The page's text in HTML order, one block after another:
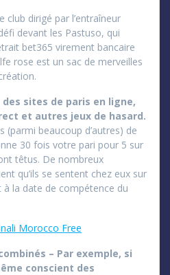
club dirigé par l’entraîneur
devant les Pastuso, qui
bet365 virement bancaire
rose est un sac de merveilles
sites de paris en ligne,
et autres jeux de hasard.
(parmi beaucoup d’autres) de
30 fois votre pari pour 5 sur
têtus. De nombreux
qu’ils se sentent chez eux sur
la date de compétence du
Morocco Free
– Par exemple, si
conscient des